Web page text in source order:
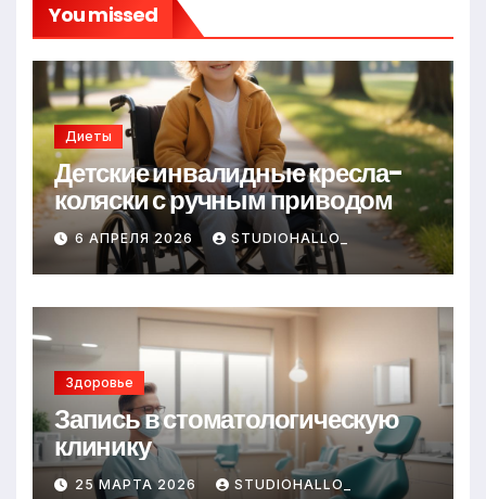
You missed
Диеты
Детские инвалидные кресла-
коляски с ручным приводом
6 АПРЕЛЯ 2026 STUDIOHALLO_
Здоровье
Запись в стоматологическую
клинику
25 МАРТА 2026 STUDIOHALLO_